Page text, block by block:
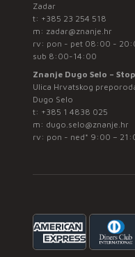
Zadar
t: +385 23 254 518
m: zadar@znanje.hr
rv: pon - pet 08:00 -
sub 8:00-14:00
Znanje Dugo Selo –
Ulica Hrvatskog
Dugo Selo
t: +385 1 4838 025
m: dugo.selo@znanje.hr
rv: pon - ned* 9:00 –